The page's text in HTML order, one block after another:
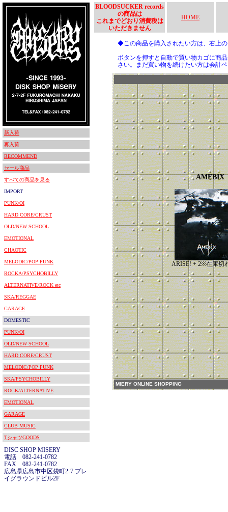
新入荷
再入荷
RECOMMEND
セール商品
すべての商品を見る
IMPORT
PUNK/OI
HARD CORE/CRUST
OLD/NEW SCHOOL
EMOTIONAL
CHAOTIC
MELODIC/POP PUNK
ROCKA/PSYCHOBILLY
ALTERNATIVE/ROCK etc
SKA/REGGAE
GARAGE
DOMESTIC
PUNK/OI
OLD/NEW SCHOOL
HARD CORE/CRUST
MELODIC/POP PUNK
SKA/PSYCHOBILLY
ROCK/ALTERNATIVE
EMOTIONAL
GARAGE
CLUB MUSIC
TシャツGOODS
DISC SHOP MISERY
電話 082-241-0782
FAX 082-241-0782
広島県広島市中区袋町2-7 プレ
イグラウンドビル2F
BLOODSUCKER records
の商品は
これまでどおり消費税は
いただきません
HOME
◆この商品を購入されたい方は、右上
ボタンを押すと自動で買い物カゴに商
さい。まだ買い物を続けたい方は会計
AMEBIX
ARISE! + 2※在庫切
MIERY ONLINE SHOPPING